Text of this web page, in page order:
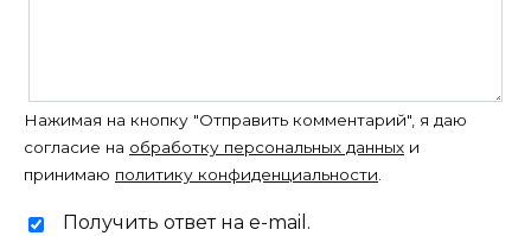
Нажимая на кнопку "Отправить комментарий", я даю
согласие на обработку персональных данных и
принимаю политику конфиденциальности.
Получить ответ на e-mail.